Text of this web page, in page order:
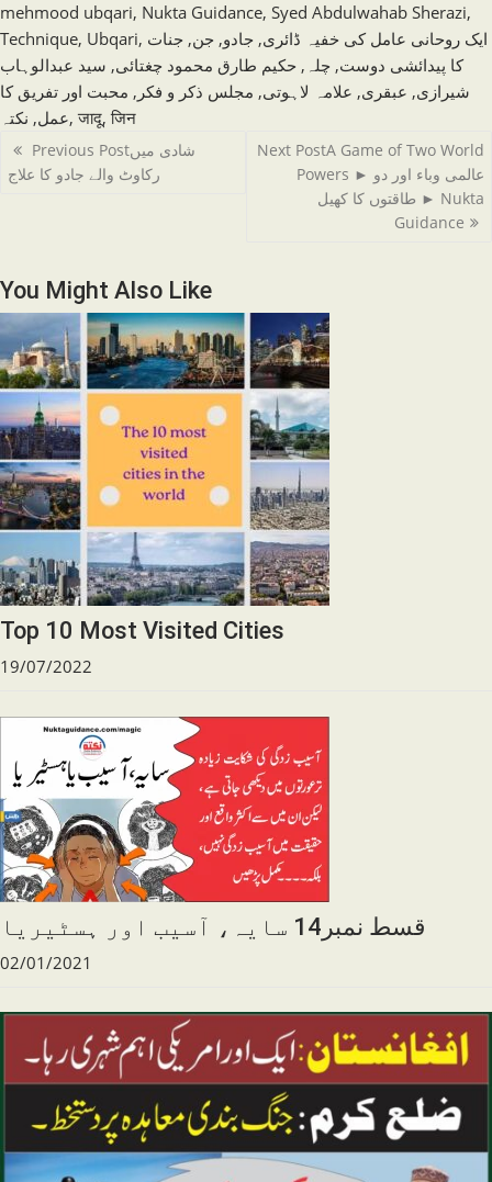
mehmood ubqari, Nukta Guidance, Syed Abdulwahab Sherazi,
Technique, Ubqari, ایک روحانی عامل کی خفیہ ڈائری, جادو, جن, جنات
کا پیدائشی دوست, چلہ , حکیم طارق محمود چغتائی, سید عبدالوہاب
شیرازی, عبقری, علامہ لاہوتی, مجلس ذکر و فکر , محبت اور تفریق کا
عمل, نکتہ , जादू, जिन
Read
more
Previous Postشادی میں
رکاوٹ والے جادو کا علاج
Next PostA Game of Two World
Powers ► عالمی وباء اور دو
طاقتوں کا کھیل ► Nukta
Guidance
You Might Also Like
Top 10 Most Visited Cities
19/07/2022
قسط نمبر14 سایہ، آسیب اور ہسٹیریا
02/01/2021